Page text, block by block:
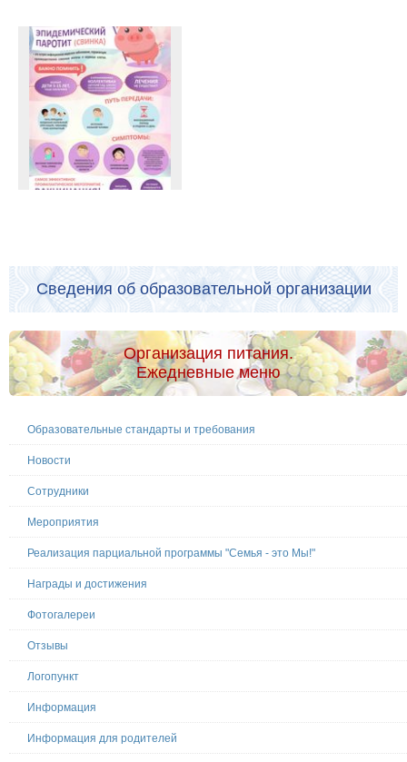
Сведения об образовательной организации
Организация питания.
Ежедневные меню
Образовательные стандарты и требования
Новости
Сотрудники
Мероприятия
Реализация парциальной программы "Семья - это Мы!"
Награды и достижения
Фотогалереи
Отзывы
Логопункт
Информация
Информация для родителей